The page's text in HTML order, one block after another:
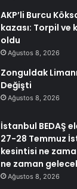
AKP’li Burcu
kazası: Torpil
oldu
Ağustos 8, 2026
Zonguldak
Değişti
Ağustos 8, 2026
İstanbul BEDAŞ
27-28 Temmuz
kesintisi ne
ne zaman
Ağustos 8, 2026